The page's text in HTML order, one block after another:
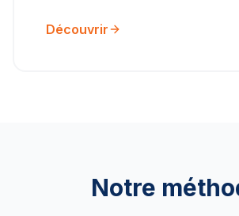
Découvrir
Notre